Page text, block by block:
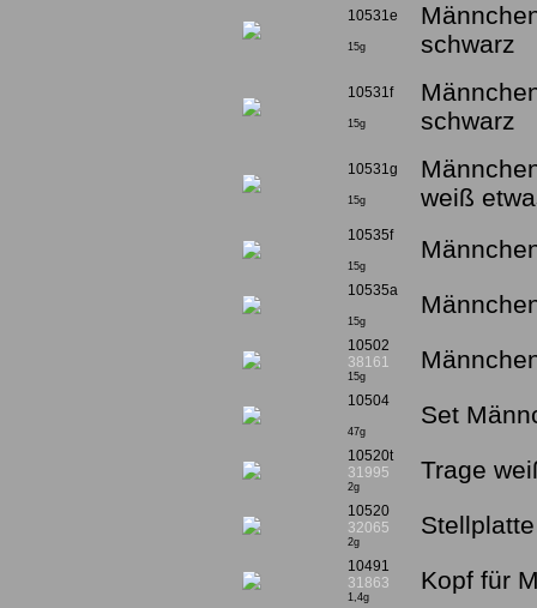
10531e
15g
schwarz
10531f
15g
schwarz
10531g
15g
weiß
10535f
15g
10535a
15g
10502
38161
15g
10504
47g
Set
10520t
31995
2g
Trage
10520
32065
2g
10491
31863
1,4g
Kopf für